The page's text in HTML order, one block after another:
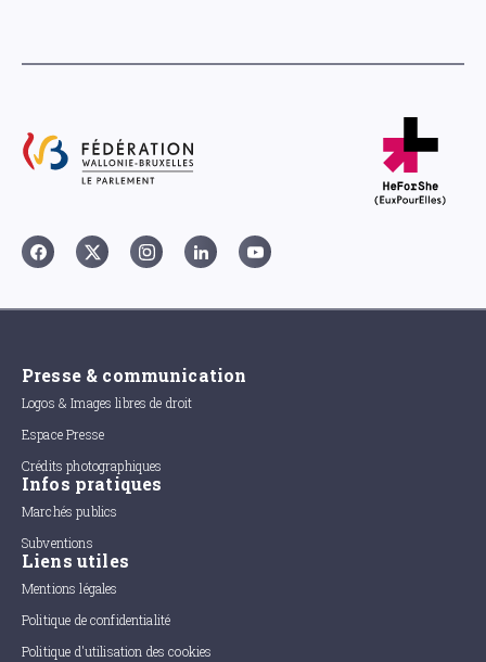
Presse & communication
Logos & Images libres de droit
Espace Presse
Crédits photographiques
Infos pratiques
Marchés publics
Subventions
Liens utiles
Mentions légales
Politique de confidentialité
Politique d'utilisation des cookies